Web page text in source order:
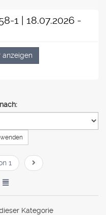
1 | 18.07.2026 -
anzeigen
1
Kategorie